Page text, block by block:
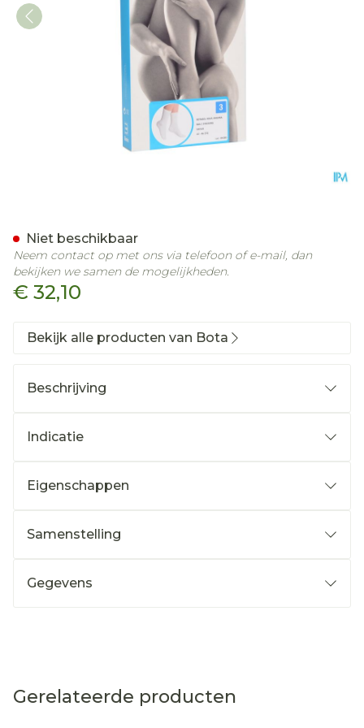
€ 32,10
Niet beschikbaar
Neem contact op met ons via telefoon of e-mail, dan
bekijken we samen de mogelijkheden.
Bekijk alle producten van Bota
Beschrijving
Indicatie
Eigenschappen
Samenstelling
Gegevens
Gerelateerde producten